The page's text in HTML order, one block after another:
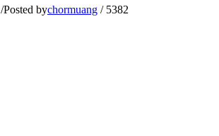
/Posted bychormuang / 5382